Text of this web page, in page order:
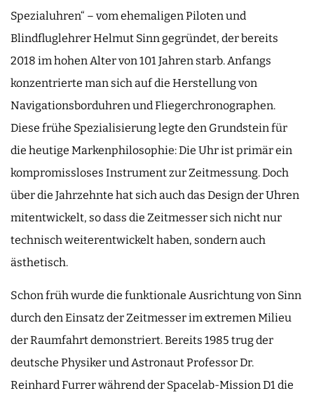
Spezialuhren“ – vom ehemaligen Piloten und
Blindfluglehrer Helmut Sinn gegründet, der bereits
2018 im hohen Alter von 101 Jahren starb. Anfangs
konzentrierte man sich auf die Herstellung von
Navigationsborduhren und Fliegerchronographen.
Diese frühe Spezialisierung legte den Grundstein für
die heutige Markenphilosophie: Die Uhr ist primär ein
kompromissloses Instrument zur Zeitmessung. Doch
über die Jahrzehnte hat sich auch das Design der Uhren
mitentwickelt, so dass die Zeitmesser sich nicht nur
technisch weiterentwickelt haben, sondern auch
ästhetisch.
Schon früh wurde die funktionale Ausrichtung von Sinn
durch den Einsatz der Zeitmesser im extremen Milieu
der Raumfahrt demonstriert. Bereits 1985 trug der
deutsche Physiker und Astronaut Professor Dr.
Reinhard Furrer während der Spacelab-Mission D1 die